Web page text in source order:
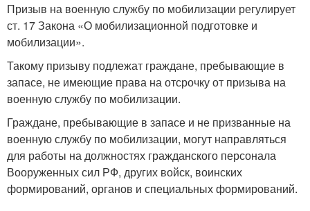
Призыв на военную службу по мобилизации регулирует
ст. 17 Закона «О мобилизационной подготовке и
мобилизации».
Такому призыву подлежат граждане, пребывающие в
запасе, не имеющие права на отсрочку от призыва на
военную службу по мобилизации.
Граждане, пребывающие в запасе и не призванные на
военную службу по мобилизации, могут направляться
для работы на должностях гражданского персонала
Вооруженных сил РФ, других войск, воинских
формирований, органов и специальных формирований.